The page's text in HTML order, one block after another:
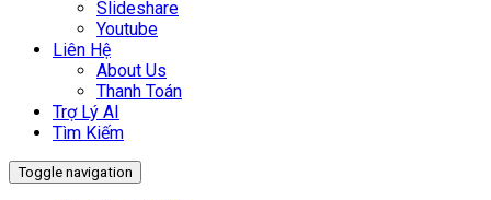
Slideshare
Youtube
Liên Hệ
About Us
Thanh Toán
Trợ Lý AI
Tìm Kiếm
Toggle navigation